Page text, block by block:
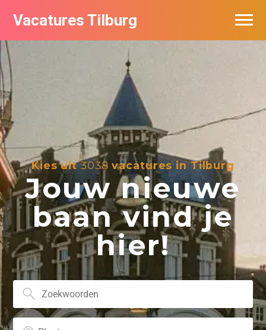
Vacatures Tilburg
Kies uit3038 vacatures in Tilburg
Jouw nieuwe
baan vind je
hier!
Vacatures per bedrijf
De populairste vacatures in Tilburg